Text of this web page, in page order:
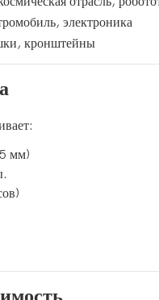
электроника
кронштейны
мм)